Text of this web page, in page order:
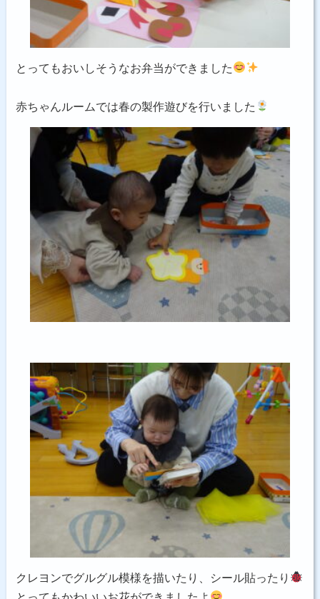
とってもおいしそうなお弁当ができました
赤ちゃんルームでは春の製作遊びを行いました
クレヨンでグルグル模様を描いたり、シール貼ったり